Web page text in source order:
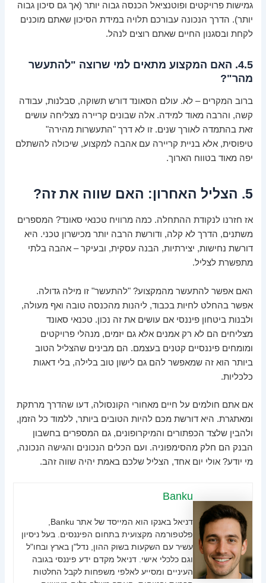
גמישות פרויקטים ופוטנציאל הכנסה גבוה יותר (אך גם סיכון גבוה
יותר). הדרך הנכונה עבורכם תלויה במידת הסיכון שאתם מוכנים
לקחת ובסגנון החיים שאתם רוצים לנהל.
4.5. האם המקצוע מתאים למי שרוצה "להתעשר
מהר"?
ברוב המקרים – לא. עולם הסאונד דורש תשוקה, סבלנות, עבודה
קשה, והרבה מאוד למידה. אלה שבונים קריירה מצליחה עושים
זאת בהתמדה לאורך שנים. זו לא דרך "התעשרות מהירה"
טיפוסית, אלא בניית קריירה עם אהבה למקצוע, שיכולה להשתלם
יפה מאוד בטווח הארוך.
5. הצליל האחרון: האם שווה את זה?
אז חזרנו לנקודת ההתחלה. כמה מרוויח טכנאי סאונד? המספרים
משתנים, הדרך לא קלה, ודורשת הרבה יותר מכישרון טכני. היא
דורשת נחישות, יצירתיות, הבנה עסקית, ובעיקר – אהבה בלתי
מתפשרת לצליל.
האם אפשר להתעשר מהמקצוע? "להתעשר" זו מילה גדולה.
אפשר בהחלט לחיות בכבוד, ליהנות מהכנסה טובה ואף מעולה,
ולבנות ביטחון פיננסי אם עושים את זה נכון. טכנאי סאונד
מצליחים הם לא רק אמנים אלא גם יזמים, מנהלי פרויקטים
ומומחים פיננסיים קטנים בעצמם. הם מבינים שהצליל הטוב
ביותר הוא זה שמאפשר להם גם לישון טוב בלילה, בלי דאגות
כלכליות.
אם אתם חולמים על חיים מאחורי הקונסולה, דעו שהדרך מרתקת
ומאתגרת. היא דורשת מכם להיות הטובים ביותר, ללמוד כל הזמן,
ולהבין שלצד הכפתורים והמיקרופונים, גם המספרים בחשבון
הבנק הם חלק מהסימפוניה. ועם הכלים הנכונים והגישה הנכונה,
מי יודע? אולי יום אחד, הצליל שלכם באמת יהיה שווה זהב.
Banku
דניאל באנקו הוא המייסד של אתר Banku,
פלטפורמה מקצועית בתחום הפיננסים. בעל ניסיון
עשיר עם השקעות בשוק ההון, נדל"ן בארץ ובחו"ל
וגם כלכלי אישי. דניאל מקדם ידע פיננסי בגובה
העיניים ומסייע לאלפי משפחות לקבל החלטות